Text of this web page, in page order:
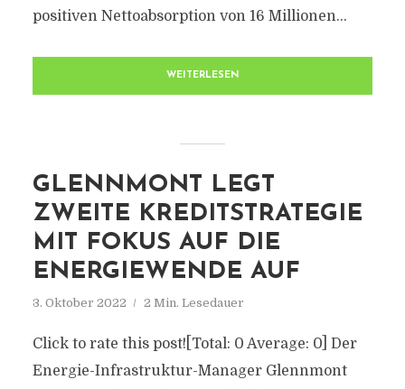
positiven Nettoabsorption von 16 Millionen...
WEITERLESEN
GLENNMONT LEGT
ZWEITE KREDITSTRATEGIE
MIT FOKUS AUF DIE
ENERGIEWENDE AUF
3. Oktober 2022 2 Min. Lesedauer
Click to rate this post![Total: 0 Average: 0] Der
Energie-Infrastruktur-Manager Glennmont